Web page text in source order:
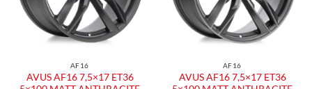
AF16
AVUS AF16 7,5×17 ET36
AF16
AVUS AF16 7,5×17 ET36